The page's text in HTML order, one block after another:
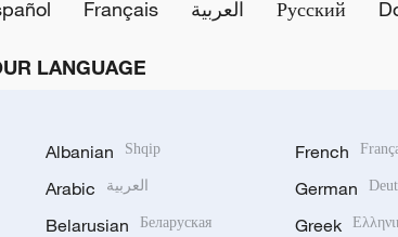
Français العربية Русский
LANGUAGE
Albanian Shqip
Arabic العربية
Belarusian Беларуская
French
German
Greek